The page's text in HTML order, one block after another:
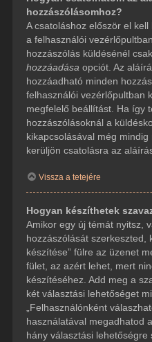
hozzászólásomhoz?
A csatoláshoz először el
a felhasználói
hozzászólás küldésénél
hozzáadása opciót. Az
hozzáadható minden
felhasználói vezérlőpultban
megfelelő beállítást. Ha így
hozzászólásoknál a
kikapcsolásával még
kerüljön csatolásra az
Vissza a tetejére
Hogyan készíthetek
Amikor egy új témát nyitsz,
hozzászólását szerkeszted,
készítése” fülre az üzenet
fület, az azért lehet, mert
készítéséhez. Add meg a
két választási lehetőséget
„Felhasználónként
használatával megadhatod
hány választási